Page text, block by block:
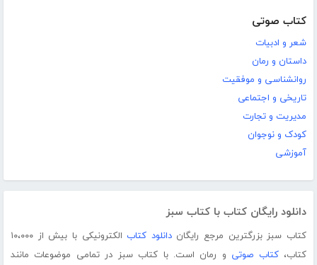
کتاب صوتی
شعر و ادبیات
داستان و رمان
روانشناسی و موفقیت
تاریخی و اجتماعی
مدیریت و تجارت
کودک و نوجوان
آموزشی
دانلود رایگان کتاب با کتاب سبز
کتاب سبز بزرگترین مرجع رایگاندانلود کتاب
الکترونیکی با بیش از ۱۰،۰۰۰
کتاب،کتاب صوتی و رمان است. با کتاب سبز در تمامی موضوعات مانند